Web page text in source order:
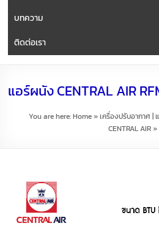
บทความ
ติดต่อเรา
แอร์ผนัง CENTRAL AIR
You are here:Home»เครื่องปรับอากาศ |
CENTRAL AIR»